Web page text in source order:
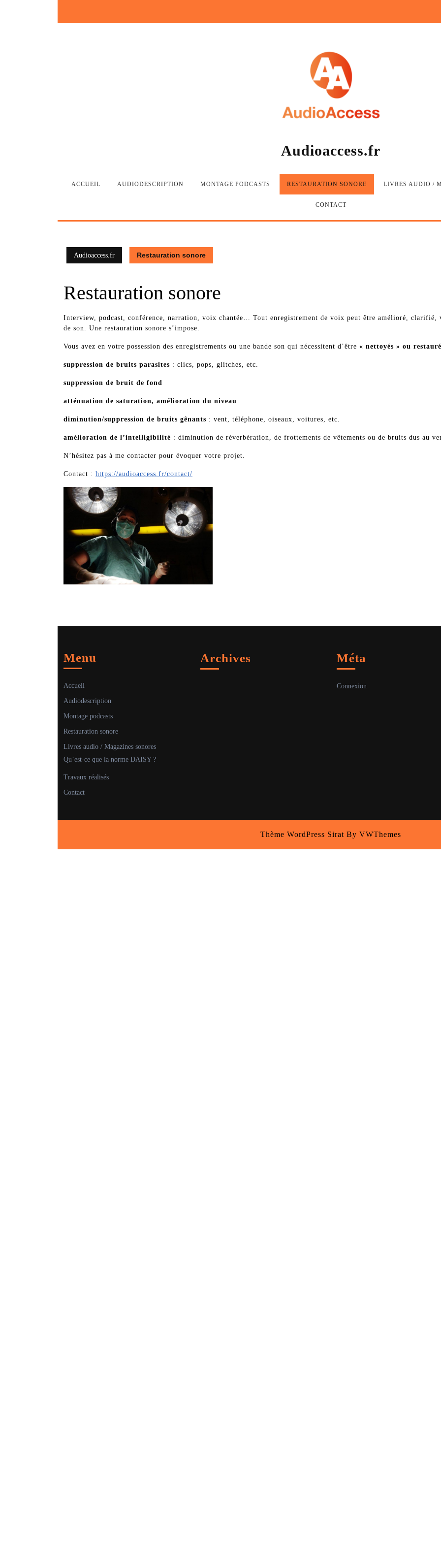
content
Audioaccess.fr
ACCUEIL AUDIODESCRIPTION MONTAGE PODCASTS RESTAURATION SONORE LIVRES AUDIO /
CONTACT
Audioaccess.fr Restauration sonore
Restauration sonore
Interview, podcast, conférence, narration, voix chantée… Tout enregistrement de voix peut être amélioré, clarifié,
de son. Une restauration sonore s’impose.
Vous avez en votre possession des enregistrements ou une bande son qui nécessitent d’être « nettoyés » ou
suppression de bruits parasites : clics, pops, glitches, etc.
suppression de bruit de fond
atténuation de saturation, amélioration du niveau
diminution/suppression de bruits gênants : vent, téléphone, oiseaux, voitures, etc.
amélioration de l’intelligibilité : diminution de réverbération, de frottements de vêtements ou de bruits dus au
N’hésitez pas à me contacter pour évoquer votre projet.
Contact : https://audioaccess.fr/contact/
Menu
Accueil
Audiodescription
Montage podcasts
Restauration sonore
Livres audio / Magazines sonores
Qu’est-ce que la norme DAISY ?
Travaux réalisés
Contact
Archives Méta
Connexion
Thème WordPress Sirat By VWThemes